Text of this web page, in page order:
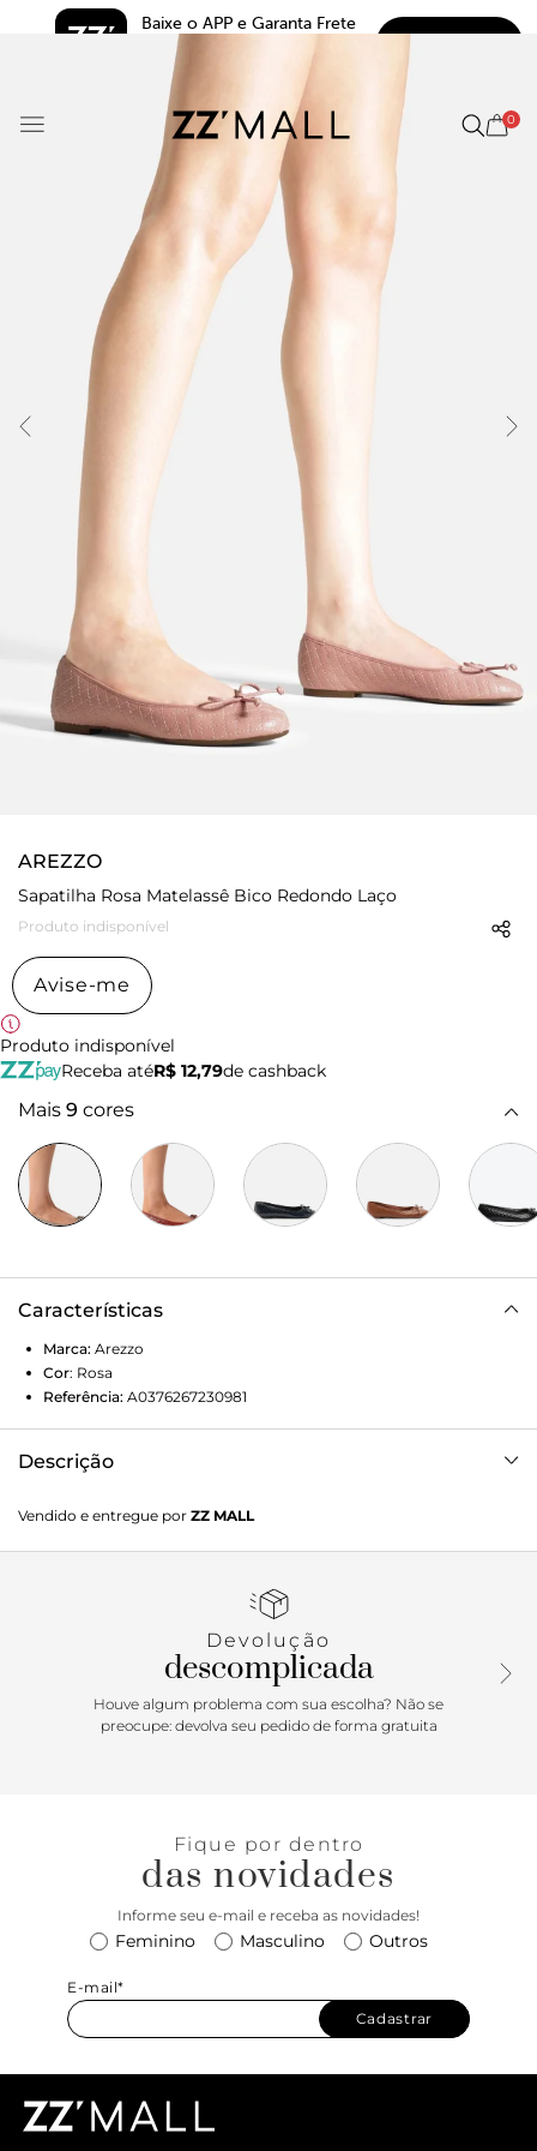
Baixe o APP e Garanta Frete
Grátis*
0
AREZZO
Sapatilha Rosa Matelassê Bico Redondo Laço
Produto indisponível
Avise-me
Produto indisponível
Receba atéR$ 12,79de cashback
Mais 9 cores
Características
Marca: Arezzo
Cor: Rosa
Referência: A0376267230981
Descrição
formato arredondado na ponta. Traz cabedal em matelassê
e recorte arredondado na parte superior do pé. Fechada,
palmilha da cor do sapato e inscrição do nome da marca.
Vendido e entregue por ZZ MALL
Devolução
descomplicada
Houve algum problema com sua escolha? Não se
preocupe: devolva seu pedido de forma gratuita
Fique por dentro
das novidades
Informe seu e-mail e receba as novidades!
Feminino Masculino Outros
E-mail*
Cadastrar